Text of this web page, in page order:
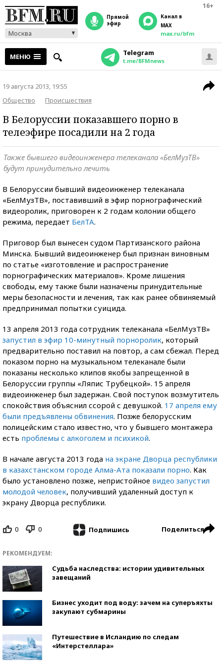
16+
Москва
прямой
эфир
Канал в
MAX
max.ru/bfm
МЕНЮ Telegram
t.me/BFMnews
19 августа 2013, 19:55
Общество
Происшествия
В Белоруссии показавшего порно в
телеэфире посадили на 2 года
Также бывшего видеоинженера телеканала «БелМузТВ»
будут принудительно лечить
В Белоруссии бывший видеоинженер телеканала
«БелМузТВ», поставивший в эфир порнографический
видеоролик, приговорен к 2 годам колонии общего
режима, передает БелТА.
Приговор был вынесен судом Партизанского района
Минска. Бывший видеоинженер был признан виновным
по статье «изготовление и распространение
порнографических материалов». Кроме лишения
свободы, ему также были назначены принудительные
меры безопасности и лечения, так как ранее обвиняемый
предпринимал попытки суицида.
13 апреля 2013 года сотрудник телеканала «БелМузТВ»
запустил в эфир 10-минутный порноролик, который
предварительно поставил на повтор, а сам сбежал. Перед
показом порно на музыкальном телеканале были
показаны несколько клипов якобы запрещенной в
Белоруссии группы «Ляпис Трубецкой». 15 апреля
видеоинженер был задержан. Свой поступок возмутитель
спокойствия объяснил ссорой с девушкой. 17 апреля ему
были предъявлены обвинения. Позже белорусским
полицейским стало известно, что у бывшего монтажера
есть проблемы с алкоголем и психикой.
В начале августа 2013 года на экране Дворца республики
в казахстанском городе Алма-Ата показали порно. Как
было установлено позже, непристойное видео запустил
молодой человек, получивший удаленный доступ к
экрану Дворца республики.
0 0 Подпишись Поделиться
РЕКОМЕНДУЕМ:
Судьба наследства: истории удивительных
завещаний
Бизнес уходит под воду: зачем на суперъяхты
закупают субмарины
Путешествие в Исландию по следам
«Интерстеллара»